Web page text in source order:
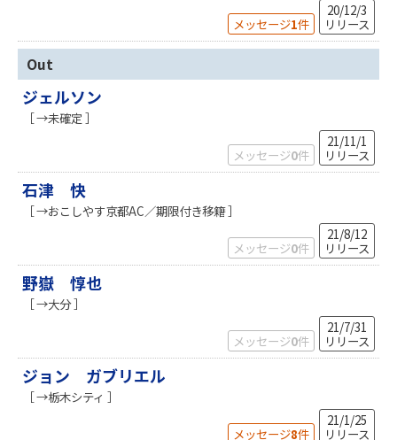
メッセージ1件
20/12/3
リリース
Out
ジェルソン
［ →未確定 ］
メッセージ0件
21/11/1
リリース
石津 快
［ →おこしやす京都AC／期限付き移籍 ］
メッセージ0件
21/8/12
リリース
野嶽 惇也
［ →大分 ］
メッセージ0件
21/7/31
リリース
ジョン ガブリエル
［ →栃木シティ ］
メッセージ8件
21/1/25
リリース